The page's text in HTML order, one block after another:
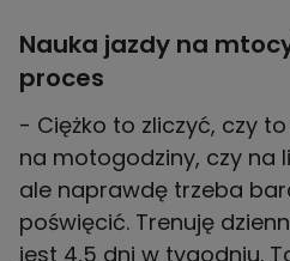
Nauka jazdy na
proces
- Ciężko to zliczyć, czy
na motogodziny, czy na
ale naprawdę trzeba
poświęcić. Trenuję
jest 4,5 dni w tygodniu.